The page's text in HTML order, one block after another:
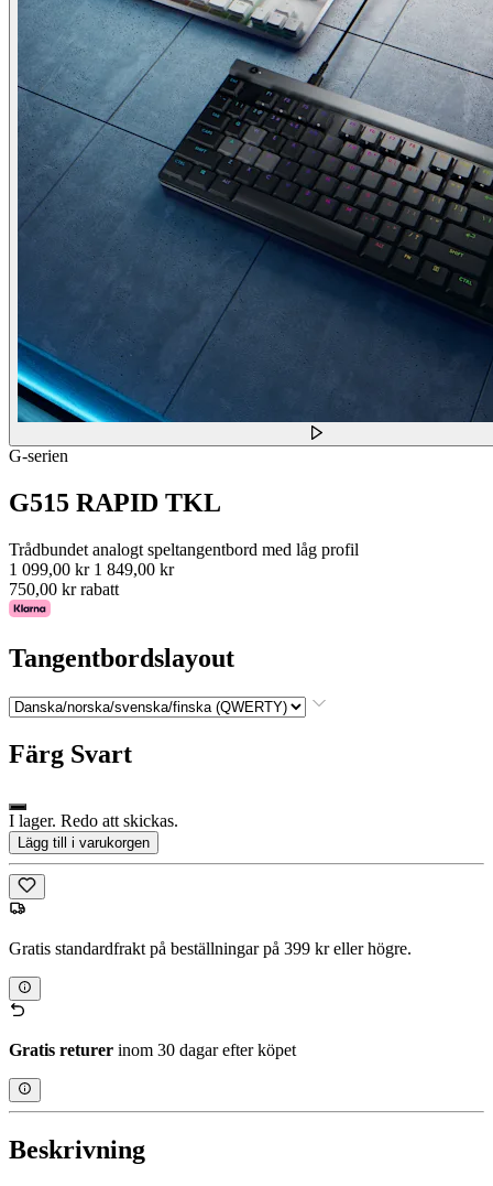
G-serien
G515 RAPID TKL
Trådbundet analogt speltangentbord med låg profil
1 099,00 kr 1 849,00 kr
750,00 kr rabatt
Tangentbordslayout
Färg Svart
I lager. Redo att skickas.
Lägg till i varukorgen
Gratis standardfrakt på beställningar på 399 kr eller högre.
Gratis returer inom 30 dagar efter köpet
Beskrivning